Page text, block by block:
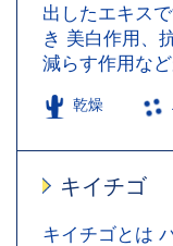
出したエキス
き 美白作用、
減らす作用な
乾燥
キイチゴ
キイチゴとは